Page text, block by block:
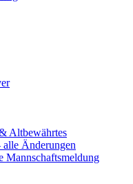
Altbewährtes
Änderungen
Mannschaftsmeldung